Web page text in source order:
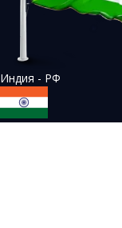
Индия - РФ